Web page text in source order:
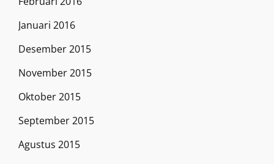
Januari 2016
Desember 2015
November 2015
Oktober 2015
September 2015
Agustus 2015